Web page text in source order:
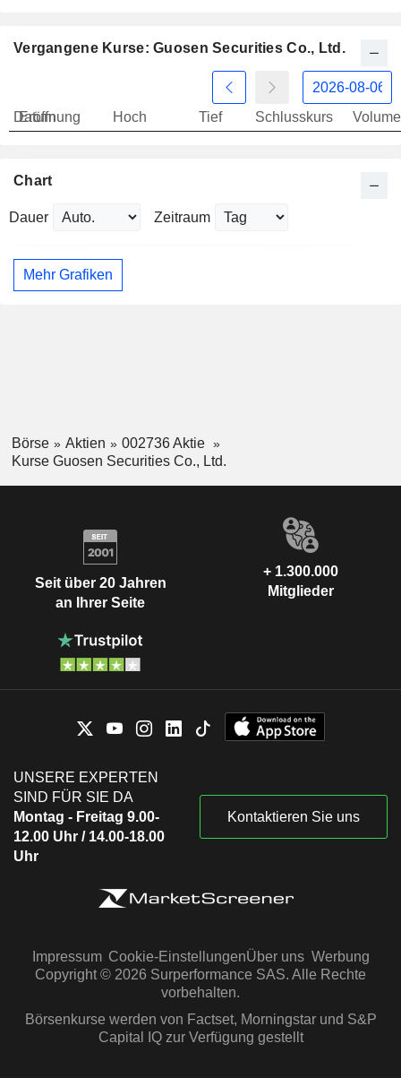
Vergangene Kurse: Guosen Securities Co., Ltd.
Datum
Eröffnung Hoch Tief Schlusskurs
Chart
Dauer Zeitraum
Mehr Grafiken
Börse Aktien
002736 Aktie
Kurse Guosen Securities Co., Ltd.
Seit über 20 Jahren
an Ihrer Seite
+ 1.300.000
Mitglieder
UNSERE EXPERTEN
SIND FÜR SIE DA
Montag - Freitag 9.00-
12.00 Uhr / 14.00-18.00
Uhr
Kontaktieren Sie uns
Impressum Cookie-EinstellungenÜber uns Werbung
Copyright © 2026 Surperformance SAS. Alle Rechte
vorbehalten.
Börsenkurse werden von Factset, Morningstar und S&P
Capital IQ zur Verfügung gestellt